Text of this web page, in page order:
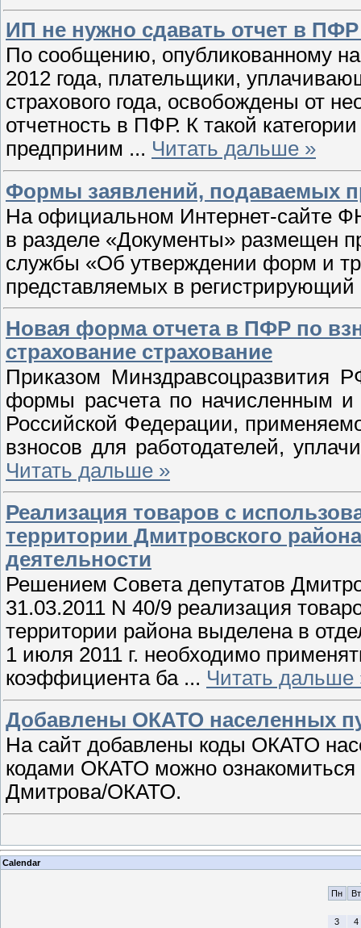
ИП не нужно сдавать отчет в ПФР
По сообщению, опубликованному
2012 года, плательщики,
страхового года, освобождены от
отчетность в ПФР. К такой
предприним ... Читать дальше »
Формы заявлений, подаваемых
На официальном Интернет-сайте
в разделе «Документы» размещен
службы «Об утверждении форм и
представляемых в регистрирующий
Новая форма отчета в ПФР по
страхование страхование
Приказом Минздравсоцразвития
формы расчета по начисленным
Российской Федерации,
взносов для работодателей,
Читать дальше »
Реализация товаров с
территории Дмитровского
деятельности
Решением Совета депутатов
31.03.2011 N 40/9 реализация
территории района выделена в
1 июля 2011 г. необходимо
коэффициента ба ... Читать дальше
Добавлены ОКАТО населенных
На сайт добавлены коды ОКАТО
кодами ОКАТО можно
Дмитрова/ОКАТО.
Calendar
Пн
Вт
3
4